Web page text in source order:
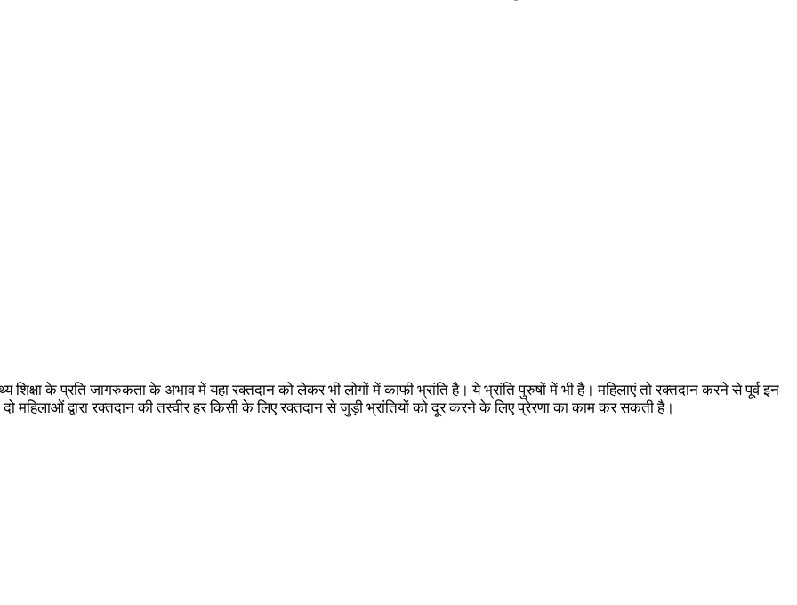
शिक्षा के प्रति जागरुकता के अभाव में यहा रक्तदान को लेकर भी लोगों में काफी भ्रांति है। ये भ्रांति पुरुषों में भी है। महिलाएं तो रक्तदान करने से पूर्व इन
महिलाओं द्वारा रक्तदान की तस्वीर हर किसी के लिए रक्तदान से जुड़ी भ्रांतियों को दूर करने के लिए प्रेरणा का काम कर सकती है।